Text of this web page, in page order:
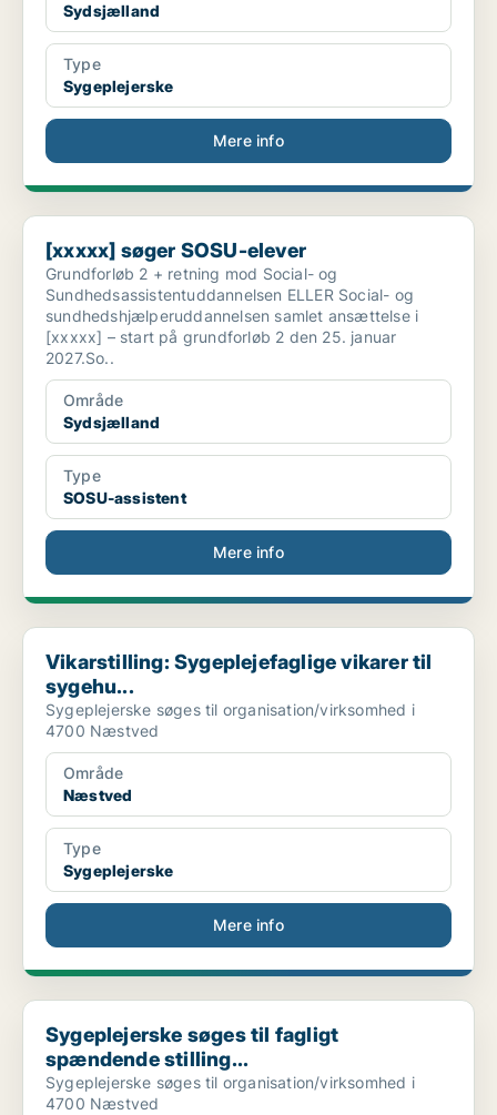
Sydsjælland
Type
Sygeplejerske
Mere info
[xxxxx] søger SOSU-elever
[xxxxx] søger SOSU-elever
Grundforløb 2 + retning mod Social- og
Sundhedsassistentuddannelsen ELLER Social- og
sundhedshjælperuddannelsen samlet ansættelse i
[xxxxx] – start på grundforløb 2 den 25. januar
2027.So..
Område
Sydsjælland
Type
SOSU-assistent
Mere info
Vikarstilling: Sygeplejefaglige vikarer til sygehu...
Vikarstilling: Sygeplejefaglige vikarer til
sygehu...
Sygeplejerske søges til organisation/virksomhed i
4700 Næstved
Område
Næstved
Type
Sygeplejerske
Mere info
Sygeplejerske søges til fagligt spændende stilling...
Sygeplejerske søges til fagligt
spændende stilling...
Sygeplejerske søges til organisation/virksomhed i
4700 Næstved